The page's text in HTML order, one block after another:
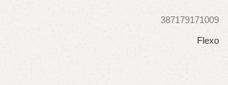
387179171009
Flexo